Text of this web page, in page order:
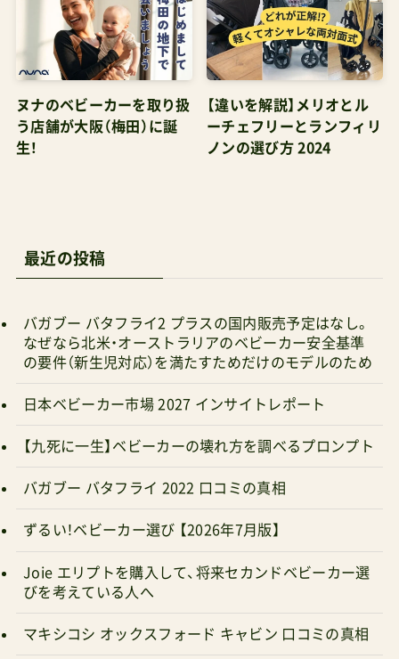
オもいいけれど、それを下回る（6万円台）勢いなら
レインカバーも付属することだし気になりますね！
管理人パパ今回はアップデート箇所も多いから旧
モデルに飛びつくのがベストなのかどうかは慎重
にねもちろんイクサネクストにもレインカバー付
属3.購入前のチェックポイント実店舗でチェック
グでは分からない使用感を体験できます。特にハ
すすめしますオンライン購入時の注意点販売店の
選び方正規販売店であることの確認アフターサー
ビスの確認返品・交換ポリシーの確認価格比較の
ポイントショップレビュー（評価）のチェックポイ
ント還元率プレゼント付与の有無まとめ：ヌナイク
サネクストで実現した進化核となる3つの進化ポ
イントハンドル調整機能の搭載3段階の高さ調整
が可能に（高さというよりも持ち方を選べる点が
優位に）家族での共用がしやすく（とはいえ、最低
高でもバタフライの102cm程度はあるから小柄さ
ん向きではない）フレーム素材の強化カーボン強
化アルミ採用耐久性の向上約6kg台の軽量性は維
ヌナのベビーカーを取り扱
う店舗が大阪（梅田）に誕
生！
【違いを解説】メリオとル
ーチェフリーとランフィリ
ノンの選び方 2024
最近の投稿
バガブー バタフライ2 プラスの国内販売予定はなし。
なぜなら北米・オーストラリアのベビーカー安全基準
の要件（新生児対応）を満たすためだけのモデルのため
日本ベビーカー市場 2027 インサイトレポート
【九死に一生】ベビーカーの壊れ方を調べるプロンプト
バガブー バタフライ 2022 口コミの真相
ずるい！ベビーカー選び 【2026年7月版】
Joie エリプトを購入して、将来セカンドベビーカー選
びを考えている人へ
マキシコシ オックスフォード キャビン 口コミの真相